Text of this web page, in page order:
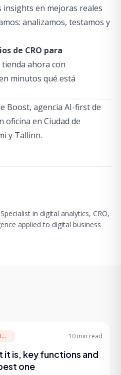
en mejoras reales
analizamos, testamos y
de CRO para
ahora con
minutos qué está
Boost, agencia AI-first de
oficina en Ciudad de
y Tallinn.
in digital analytics, CRO,
applied to digital business
OPTIMIZACION-CONVERSION 10 min read
it is, key functions and
one